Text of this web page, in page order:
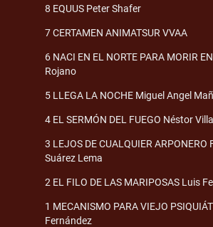
8 EQUUS Peter Shafer
7 CERTAMEN ANIMATSUR VVAA
6 NACI EN EL NORTE PARA MORIR
Rojano
5 LLEGA LA NOCHE Miguel Angel
4 EL SERMÓN DEL FUEGO Néstor
3 LEJOS DE CUALQUIER
Suárez Lema
2 EL FILO DE LAS MARIPOSAS Luis
1 MECANISMO PARA VIEJO
Fernández